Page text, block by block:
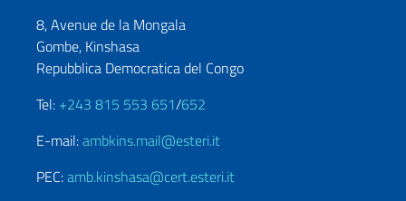
8, Avenue de la Mongala
Gombe, Kinshasa
Repubblica Democratica del Congo
Tel: +243 815 553 651/652
E-mail:ambkins.mail@esteri.it
PEC:amb.kinshasa@cert.esteri.it